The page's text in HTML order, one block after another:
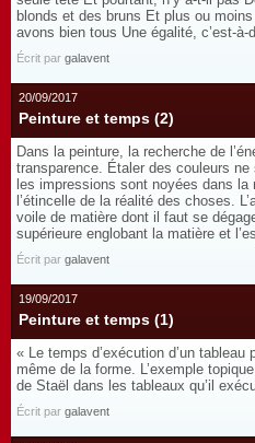
blonds et des bruns Et plus ou
avons bien tous Une égalité, c’est-à-
Écrit par galavent
20/09/2017
Peinture et temps (2)
Dans la peinture, la recherche de
transparence. Étaler des couleurs
les impressions sont noyées dans
l’étincelle de la réalité des choses.
voile de matière dont il faut se
supérieure englobant la matière et
Écrit par galavent
19/09/2017
Peinture et temps (1)
« Le temps d’exécution d’un
même de la forme. L’exemple
de Staël dans les tableaux qu’il
Écrit par galavent